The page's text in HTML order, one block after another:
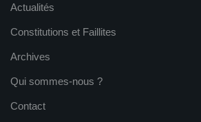
Actualités
Constitutions et Faillites
Archives
Qui sommes-nous ?
Contact